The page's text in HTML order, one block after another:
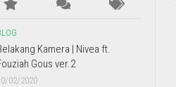
Kamera | Nivea ft.
Gous ver.2
02/2020